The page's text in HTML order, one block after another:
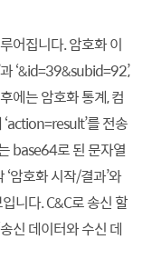
어집니다. 암호화 이
‘&id=39&subid=92’,
에는 암호화 통계, 컴
를 전송
base64로 된 문자열
암호화 시작/결과’와
니다. C&C로 송신 할
신 데이터와 수신 데